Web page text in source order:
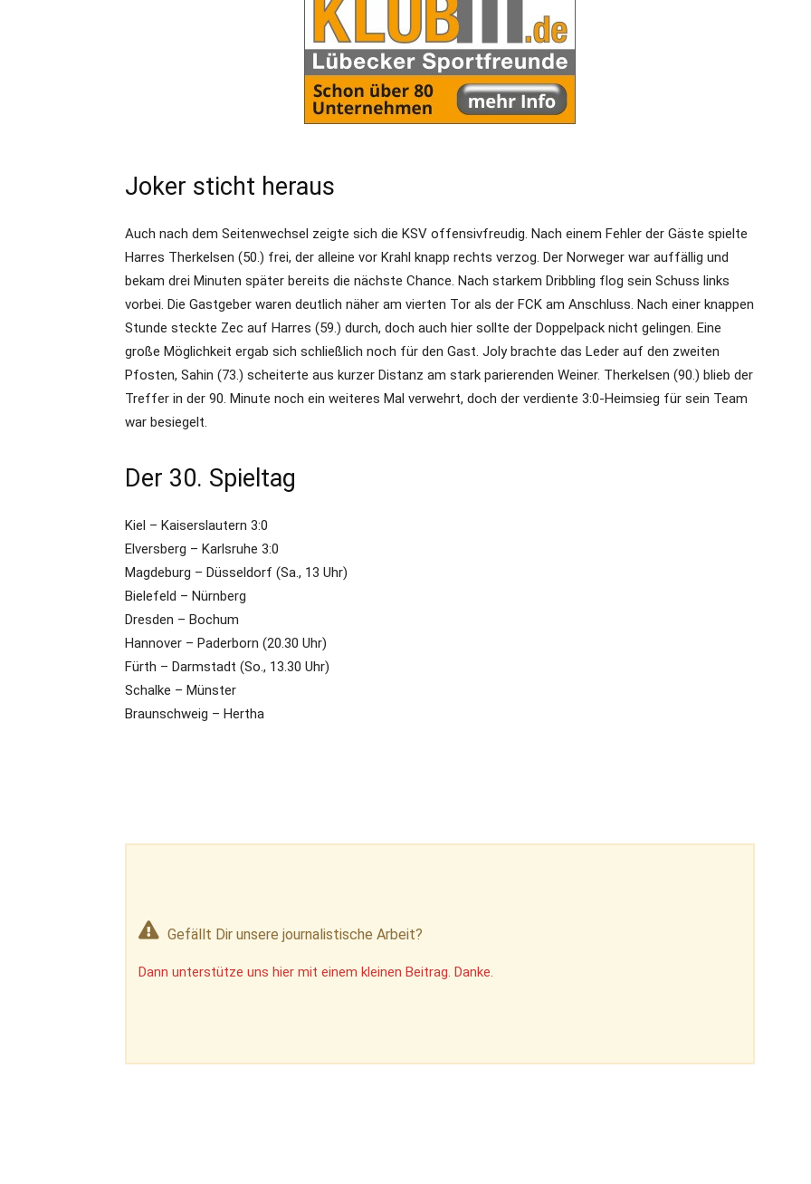
Joker sticht heraus
Auch nach dem Seitenwechsel zeigte sich die KSV offensivfreudig. Nach einem Fehler der Gäste spielte
Harres Therkelsen (50.) frei, der alleine vor Krahl knapp rechts verzog. Der Norweger war auffällig und
bekam drei Minuten später bereits die nächste Chance. Nach starkem Dribbling flog sein Schuss links
vorbei. Die Gastgeber waren deutlich näher am vierten Tor als der FCK am Anschluss. Nach einer knappen
Stunde steckte Zec auf Harres (59.) durch, doch auch hier sollte der Doppelpack nicht gelingen. Eine
große Möglichkeit ergab sich schließlich noch für den Gast. Joly brachte das Leder auf den zweiten
Pfosten, Sahin (73.) scheiterte aus kurzer Distanz am stark parierenden Weiner. Therkelsen (90.) blieb der
Treffer in der 90. Minute noch ein weiteres Mal verwehrt, doch der verdiente 3:0-Heimsieg für sein Team
war besiegelt.
Der 30. Spieltag
Kiel – Kaiserslautern 3:0
Elversberg – Karlsruhe 3:0
Magdeburg – Düsseldorf (Sa., 13 Uhr)
Bielefeld – Nürnberg
Dresden – Bochum
Hannover – Paderborn (20.30 Uhr)
Fürth – Darmstadt (So., 13.30 Uhr)
Schalke – Münster
Braunschweig – Hertha
Gefällt Dir unsere journalistische Arbeit?
Dann unterstütze uns hier mit einem kleinen Beitrag. Danke.